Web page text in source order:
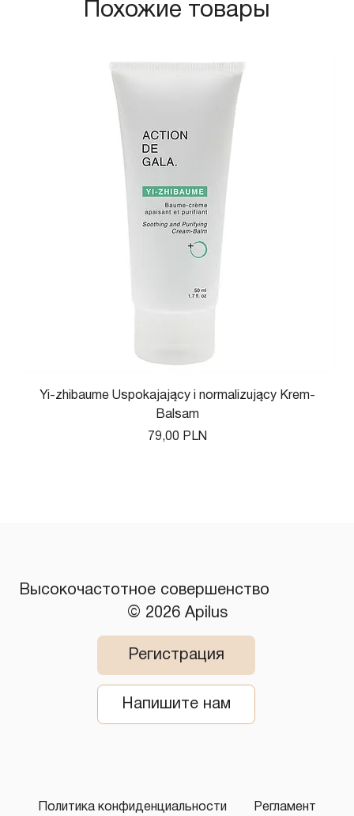
Похожие товары
Yi-zhibaume Uspokajający i normalizujący Krem-
Balsam
Цена
79,00 PLN
​Высокочастотное совершенство
© 2026 Apilus
Политика конфиденциальности Регламент
Регистрация
Напишите нам